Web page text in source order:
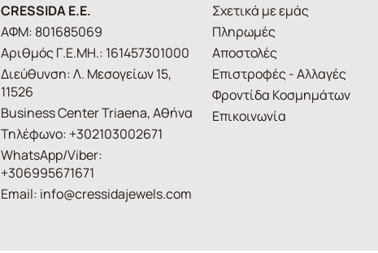
CRESSIDA E.E.
ΑΦΜ: 801685069
Αριθμός Γ.Ε.ΜΗ.: 161457301000
Διεύθυνση: Λ. Μεσογείων 15,
11526
Business Center Triaena, Αθήνα
Τηλέφωνο: +302103002671
WhatsApp/Viber:
+306995671671
Email: info@cressidajewels.com
Σχετικά με εμάς
Πληρωμές
Αποστολές
Επιστροφές - Αλλαγές
Φροντίδα Κοσμημάτων
Επικοινωνία